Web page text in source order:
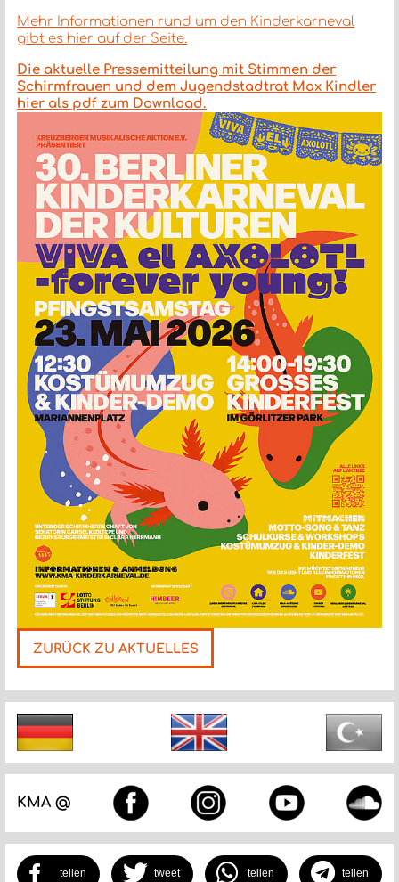
Mehr Informationen rund um den Kinderkarneval
gibt es hier auf der Seite.
Die aktuelle Pressemitteilung mit Stimmen der
Schirmfrauen und dem Jugendstadtrat Max Kindler
hier als pdf zum Download.
ZURÜCK ZU AKTUELLES
Nächste
teilen tweet teilen teilen
KMA @